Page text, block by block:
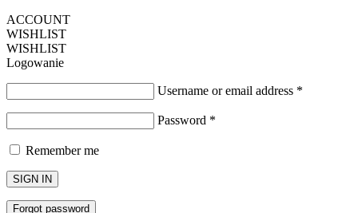
ACCOUNT
WISHLIST
WISHLIST
Logowanie
Username or email address *
Password *
Remember me
SIGN IN
Forgot password